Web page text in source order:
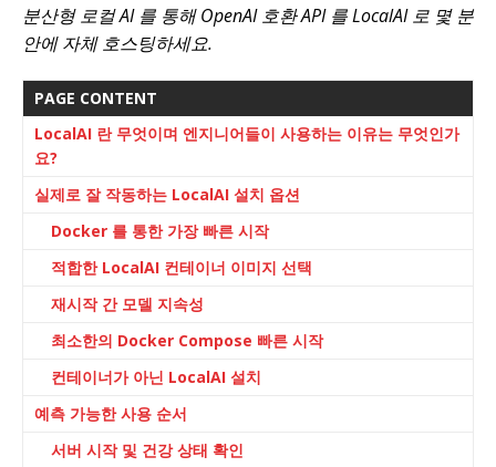
분산형 로컬 AI 를 통해 OpenAI 호환 API 를 LocalAI 로 몇 분
안에 자체 호스팅하세요.
PAGE CONTENT
LocalAI 란 무엇이며 엔지니어들이 사용하는 이유는 무엇인가
요?
실제로 잘 작동하는 LocalAI 설치 옵션
Docker 를 통한 가장 빠른 시작
적합한 LocalAI 컨테이너 이미지 선택
재시작 간 모델 지속성
최소한의 Docker Compose 빠른 시작
컨테이너가 아닌 LocalAI 설치
예측 가능한 사용 순서
서버 시작 및 건강 상태 확인